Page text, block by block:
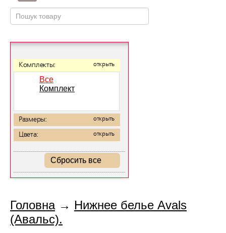
Комплекты: открыть
Все
Комплект
Размеры: открыть
Цвета: открыть
Сбросить все
Головна→ Нижнее белье Avals
(Авальс).